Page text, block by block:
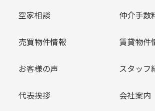
空家相談 仲介手数
売買物件情報 賃貸物件
お客様の声 スタッフ
代表挨拶 会社案内